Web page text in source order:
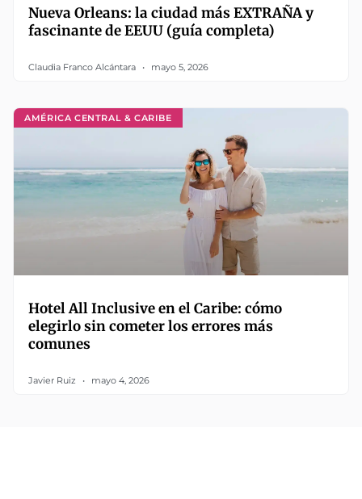
Nueva Orleans: la ciudad más EXTRAÑA y
fascinante de EEUU (guía completa)
Claudia Franco Alcántara mayo 5, 2026
AMÉRICA CENTRAL & CARIBE
Hotel All Inclusive en el Caribe: cómo
elegirlo sin cometer los errores más
comunes
Javier Ruiz mayo 4, 2026